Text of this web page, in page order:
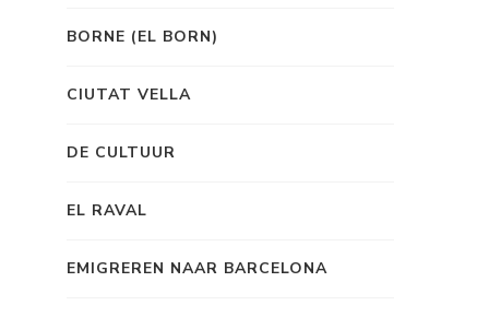
BORNE (EL BORN)
CIUTAT VELLA
DE CULTUUR
EL RAVAL
EMIGREREN NAAR BARCELONA